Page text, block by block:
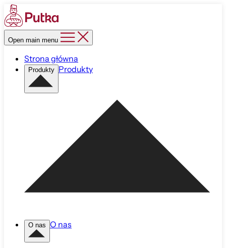
Open main menu
Strona główna
Produkty Produkty
O nas O nas